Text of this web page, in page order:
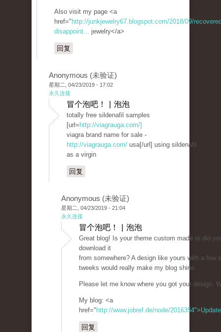
Also visit my page <a
href=" http://junkjewelry67.blogspot.com/2018/09/
disappoint... jewelry</a>
回复
Anonymous (未验证)
星期二, 04/23/2019 - 17:02
永久连接
冒个泡吧！ | 泡泡
totally free sildenafil samples
[url= http://viagrauga.com/]
viagra brand name for sale -
http://viagrauga.com/ usa[/url] using sildenafil
as a virgin
回复
Anonymous (未验证)
星期二, 04/23/2019 - 21:04
永久连接
冒个泡吧！ | 泡泡
Great blog! Is your theme custom made or did
download it
from somewhere? A design like yours with a few
tweeks would really make my blog shine.
Please let me know where you got your design.
My blog: <a
href=" http://www.jobref.de/node/2016354">Update
回复